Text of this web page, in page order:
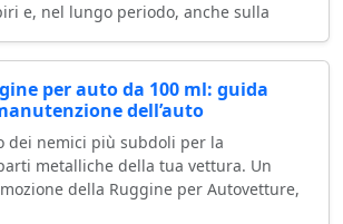
e, nel lungo periodo, anche sulla
per auto da 100 ml: guida
dell’auto
dei nemici più subdoli per la
metalliche della tua vettura. Un
della Ruggine per Autovetture,